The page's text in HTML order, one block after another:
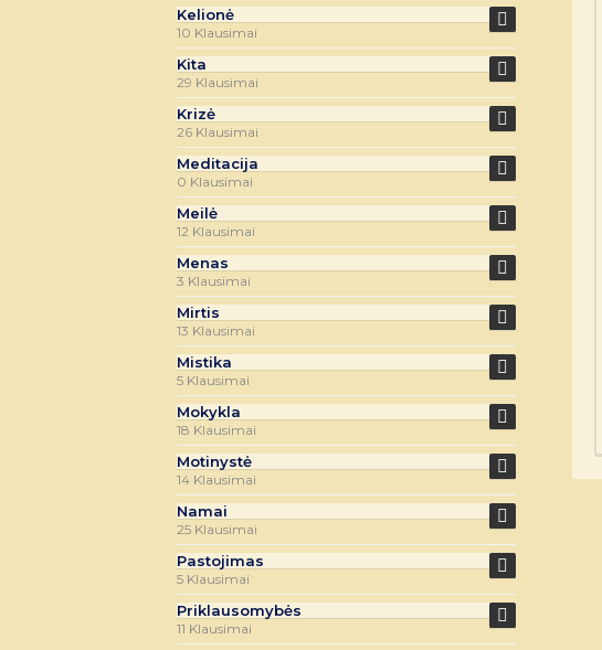
Kelionė
10 Klausimai
Kita
29 Klausimai
Krizė
26 Klausimai
Meditacija
0 Klausimai
Meilė
12 Klausimai
Menas
3 Klausimai
Mirtis
13 Klausimai
Mistika
5 Klausimai
Mokykla
18 Klausimai
Motinystė
14 Klausimai
Namai
25 Klausimai
Pastojimas
5 Klausimai
Priklausomybės
11 Klausimai